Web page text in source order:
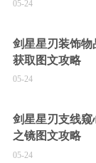
05-24
剑星星刃装饰物
获取图文攻略
05-24
剑星星刃支线窥
之镜图文攻略
05-24